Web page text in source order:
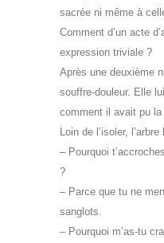
sacrée ni même à
Comment d’un acte
expression triviale ?
Après une deuxième
souffre-douleur. Elle
comment il avait pu la
Loin de l’isoler,
– Pourquoi
?
– Parce que tu ne
sanglots.
– Pourquoi m’as-tu